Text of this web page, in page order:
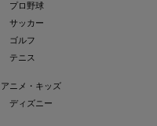
プロ野球
サッカー
ゴルフ
テニス
アニメ・キッズ
ディズニー